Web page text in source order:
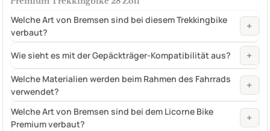
Welche Art von Bremsen sind bei diesem Trekkingbike
verbaut?
+
Wie sieht es mit der Gepäckträger-Kompatibilität aus? +
Welche Materialien werden beim Rahmen des Fahrrads
verwendet?
+
Welche Art von Bremsen sind bei dem Licorne Bike
Premium verbaut?
+